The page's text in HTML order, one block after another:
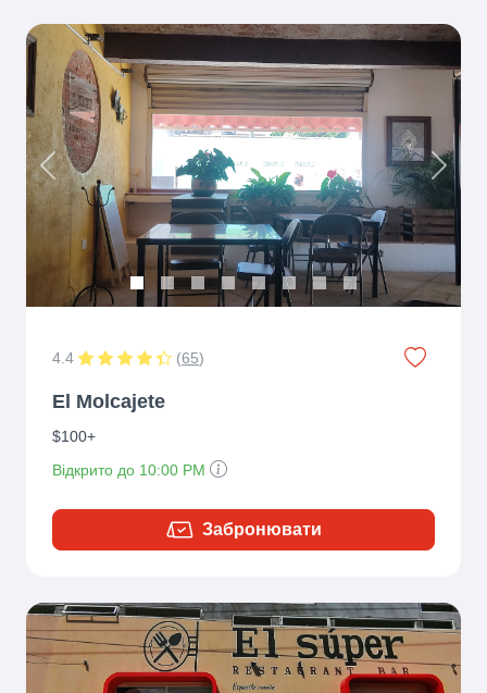
Previous Next
4.4 (65)
El Molcajete
$100+
Відкрито до 10:00 PM
Забронювати